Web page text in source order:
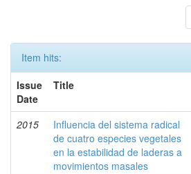
Item hits:
Issue
Date
Title
2015
Influencia del sistema radical
de cuatro especies vegetales
en la estabilidad de laderas a
movimientos masales